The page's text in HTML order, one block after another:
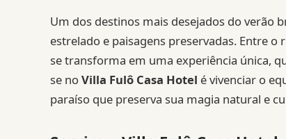
Um dos destinos mais desejados do verão
estrelado e paisagens preservadas. Entre
se transforma em uma experiência única,
se no Villa Fulô Casa Hotel é vivenciar o
paraíso que preserva sua magia natural e